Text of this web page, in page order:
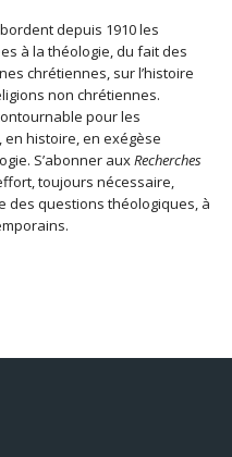
depuis 1910 les
à la théologie, du fait des
chrétiennes, sur l’histoire
non chrétiennes.
pour les
histoire, en exégèse
S’abonner auxRecherches
toujours nécessaire,
des questions théologiques, à